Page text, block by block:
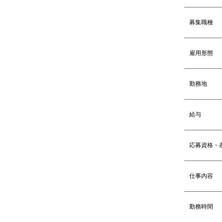
募集職種
雇用形態
勤務地
給与
応募資格・
仕事内容
勤務時間